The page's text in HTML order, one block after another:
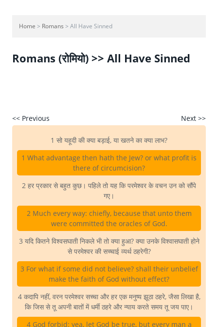
Home > Romans > All Have Sinned
Romans (रोमियो) >> All Have Sinned
<< Previous Next >>
1 सो यहूदी की क्या बड़ाई, या खतने का क्या लाभ?
1 What advantage then hath the Jew? or what profit is
there of circumcision?
2 हर प्रकार से बहुत कुछ। पहिले तो यह कि परमेश्वर के वचन उन को सौंपे
गए।
2 Much every way: chiefly, because that unto them
were committed the oracles of God.
3 यदि कितने विश्वसघाती निकले भी तो क्या हुआ? क्या उनके विश्वासघाती होने
से परमेश्वर की सच्चाई व्यर्थ ठहरेगी?
3 For what if some did not believe? shall their unbelief
make the faith of God without effect?
4 कदापि नहीं, वरन परमेश्वर सच्चा और हर एक मनुष्य झूठा ठहरे, जैसा लिखा है,
कि जिस से तू अपनी बातों में धर्मी ठहरे और न्याय करते समय तू जय पाए।
4 God forbid: yea, let God be true, but every man a